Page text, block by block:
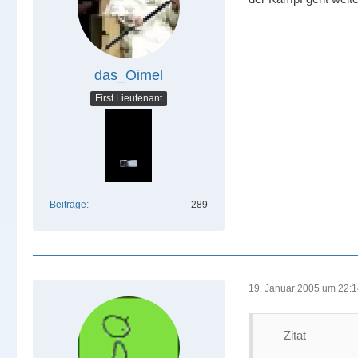
das_Oimel
First Lieutenant
Beiträge 289
19. Januar 2005 um
Zitat